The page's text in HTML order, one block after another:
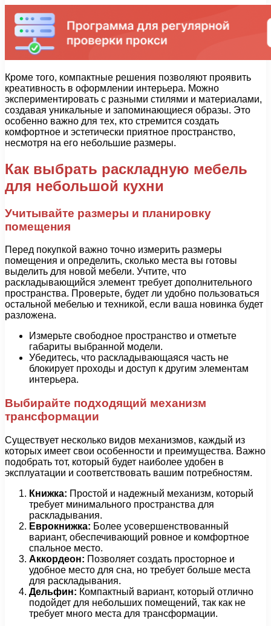
Кроме того, компактные решения позволяют проявить
креативность в оформлении интерьера. Можно
экспериментировать с разными стилями и материалами,
создавая уникальные и запоминающиеся образы. Это
особенно важно для тех, кто стремится создать
комфортное и эстетически приятное пространство,
несмотря на его небольшие размеры.
Как выбрать раскладную мебель
для небольшой кухни
Учитывайте размеры и планировку
помещения
Перед покупкой важно точно измерить размеры
помещения и определить, сколько места вы готовы
выделить для новой мебели. Учтите, что
раскладывающийся элемент требует дополнительного
пространства. Проверьте, будет ли удобно пользоваться
остальной мебелью и техникой, если ваша новинка будет
разложена.
Измерьте свободное пространство и отметьте
габариты выбранной модели.
Убедитесь, что раскладывающаяся часть не
блокирует проходы и доступ к другим элементам
интерьера.
Выбирайте подходящий механизм
трансформации
Существует несколько видов механизмов, каждый из
которых имеет свои особенности и преимущества. Важно
подобрать тот, который будет наиболее удобен в
эксплуатации и соответствовать вашим потребностям.
Книжка: Простой и надежный механизм, который
требует минимального пространства для
раскладывания.
Еврокнижка: Более усовершенствованный
вариант, обеспечивающий ровное и комфортное
спальное место.
Аккордеон: Позволяет создать просторное и
удобное место для сна, но требует больше места
для раскладывания.
Дельфин: Компактный вариант, который отлично
подойдет для небольших помещений, так как не
требует много места для трансформации.